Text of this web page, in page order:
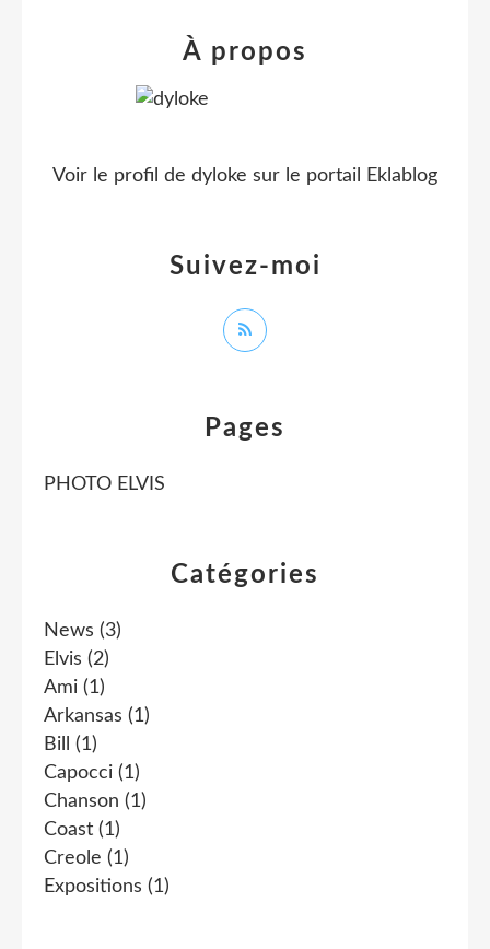
Catégories
News (3)
Elvis (2)
Ami (1)
Arkansas (1)
Bill
(1)
Capocci (1)
Chanson (1)
Coast (1)
Creole (1)
Expositions (1)
Pages
PHOTO ELVIS
Suivez-moi
À propos
Voir le profil de dyloke sur le portail Eklablog